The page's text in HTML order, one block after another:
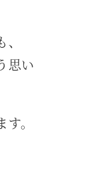
思い
。